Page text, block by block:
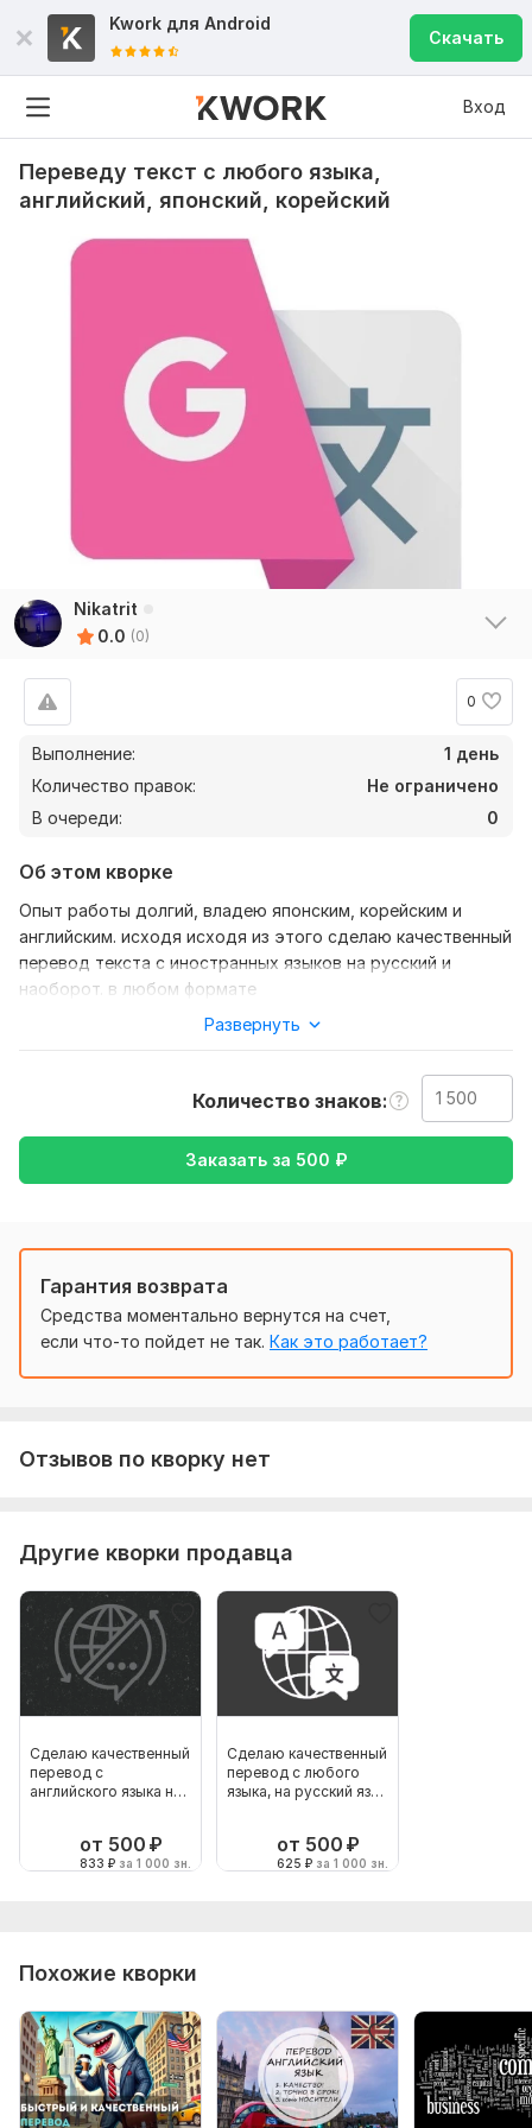
Kwork для Android
Скачать
Вход
Переведу текст с любого языка,
английский, японский, корейский
Nikatrit
0.0 (0)
0
Выполнение:
1 день
Количество правок:
Не ограничено
В очереди:
0
Об этом кворке
Опыт работы долгий, владею японским, корейским и
английским. исходя исходя из этого сделаю качественный
перевод текста с иностранных языков на русский и
наоборот. в любом формате
документа, указать с какого языка нужен перевод и
Работа, карьера,Спорт,Строительство,
Электроника, гаджеты,Другое
с Английского на Русский
Объем услуги в кворке:
Развернуть
Количество знаков
Заказать за 500 ₽
Гарантия возврата
Средства моментально вернутся на счет,
если что-то пойдет не так. Как это работает?
Отзывов по кворку нет
Другие кворки продавца
Сделаю качественный
перевод с
английского языка на
от 500 ₽
833 ₽ за 1 000 зн.
Сделаю качественный
перевод с любого
языка, на русский язык
от 500 ₽
625 ₽ за 1 000 зн.
Похожие кворки